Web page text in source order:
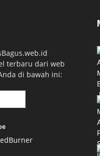
terbaru dari web
di bawah ini: